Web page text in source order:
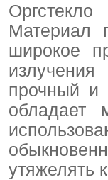
Материал
широкое
прочный и
обладает
утяжелять